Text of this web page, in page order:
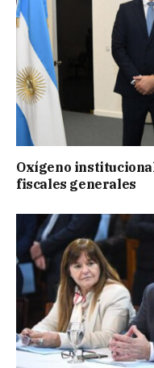
Oxígeno
fiscales generales